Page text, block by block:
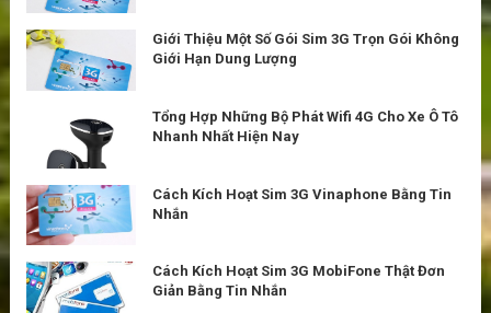
Giới Thiệu Một Số Gói Sim 3G Trọn Gói Không
Giới Hạn Dung Lượng
Tổng Hợp Những Bộ Phát Wifi 4G Cho Xe Ô Tô
Nhanh Nhất Hiện Nay
Cách Kích Hoạt Sim 3G Vinaphone Bằng Tin
Nhắn
Cách Kích Hoạt Sim 3G MobiFone Thật Đơn
Giản Bằng Tin Nhắn